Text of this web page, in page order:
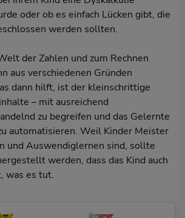
oder ob es einfach Lücken gibt, die
werden sollten.
der Zahlen und zum Rechnen
aus verschiedenen Gründen
dann hilft, ist der kleinschrittige
– mit ausreichend
zu begreifen und das Gelernte
automatisieren. Weil Kinder Meister
und Auswendiglernen sind, sollte
werden, dass das Kind auch
was es tut.